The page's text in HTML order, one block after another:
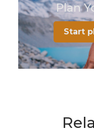
Plan
Start